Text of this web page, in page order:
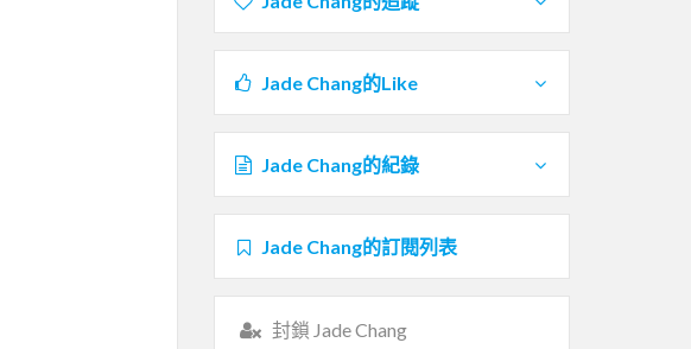
Jade Chang的Like
Jade Chang的紀錄
Jade Chang的訂閱列表
封鎖 Jade Chang